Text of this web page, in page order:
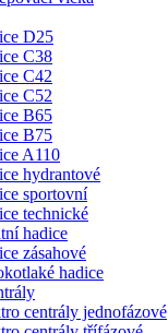
D25
C38
C42
C52
B65
B75
A110
hydrantové
sportovní
technické
hadice
zásahové
hadice
centrály jednofázové